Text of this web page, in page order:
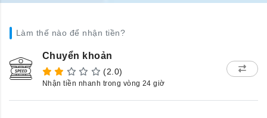
Làm thế nào để nhận tiền?
Chuyển khoản
(2.0)
Nhận tiền nhanh trong vòng 24 giờ